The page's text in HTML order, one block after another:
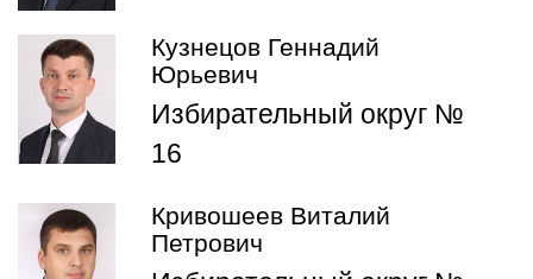
Кузнецов Геннадий
Юрьевич
Избирательный округ №
16
Кривошеев Виталий
Петрович